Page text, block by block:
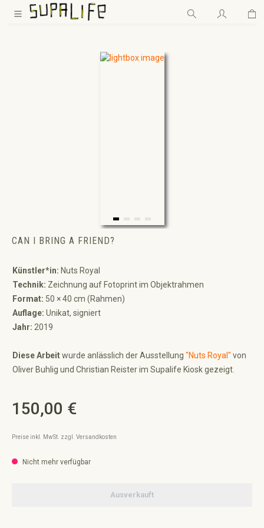
Zum Hauptinhalt springen
CAN I BRING A FRIEND?
Künstler*in: Nuts Royal
Technik: Zeichnung auf Fotoprint im Objektrahmen
Format: 50 × 40 cm (Rahmen)
Auflage: Unikat, signiert
Jahr: 2019
Diese Arbeitwurde anlässlich der Ausstellung "Nuts Royal" von
Oliver Buhlig und Christian Reister im Supalife Kiosk gezeigt.
Regulärer Preis:
150,00 €
Preise inkl. MwSt. zzgl. Versandkosten
Nicht mehr verfügbar
Ausverkauft